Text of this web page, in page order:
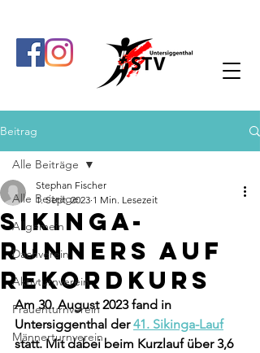
Beitrag
Alle Beiträge
Allgemein
Dachverein
Aktivturnverein
Frauenturnverein
Männerturnverein
Alle Beiträge
Sikinga-
Runners auf
Rekordkurs
Stephan Fischer
1. Sept. 2023 1 Min. Lesezeit
Am 30. August 2023 fand in
Untersiggenthal der 41. Sikinga-Lauf
statt. Mit dabei beim Kurzlauf über 3,6